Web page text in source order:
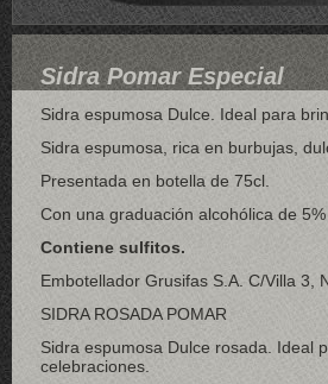
Sidra Pomar Especial
Sidra espumosa Dulce. Ideal para
Sidra espumosa, rica en burbujas,
Presentada en botella de 75cl.
Con una graduación alcohólica de
Contiene sulfitos.
Embotellador Grusifas S.A. C/Villa 3,
SIDRA ROSADA POMAR
Sidra espumosa Dulce rosada. Ideal
celebraciones.